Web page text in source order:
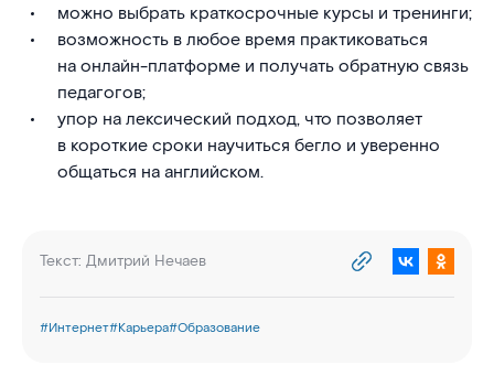
можно выбрать краткосрочные курсы и тренинги;
возможность в любое время практиковаться
на онлайн-платформе и получать обратную связь
педагогов;
упор на лексический подход, что позволяет
в короткие сроки научиться бегло и уверенно
общаться на английском.
Текст: Дмитрий Нечаев
#Интернет#Карьера#Образование